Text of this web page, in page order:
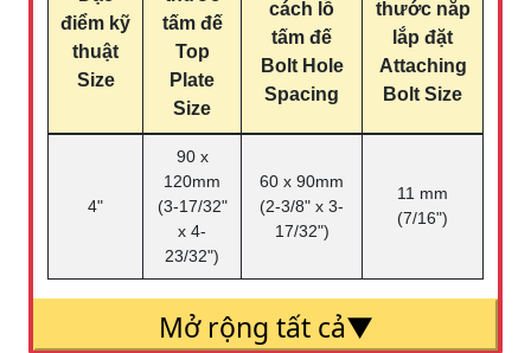
điểm kỹ
thuật
Size
tấm đế
Top
Plate
Size
cách lỗ
tấm đế
Bolt Hole
Spacing
thước nắp
lắp đặt
Attaching
Bolt Size
4"
90 x
120mm
(3-17/32"
x 4-
23/32")
60 x 90mm
(2-3/8" x 3-
17/32")
11 mm
(7/16")